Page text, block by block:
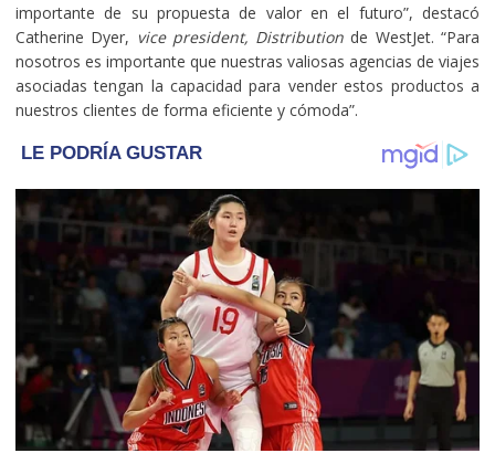
importante de su propuesta de valor en el futuro”, destacó
Catherine Dyer, vice president, Distribution de WestJet. “Para
nosotros es importante que nuestras valiosas agencias de viajes
asociadas tengan la capacidad para vender estos productos a
nuestros clientes de forma eficiente y cómoda”.